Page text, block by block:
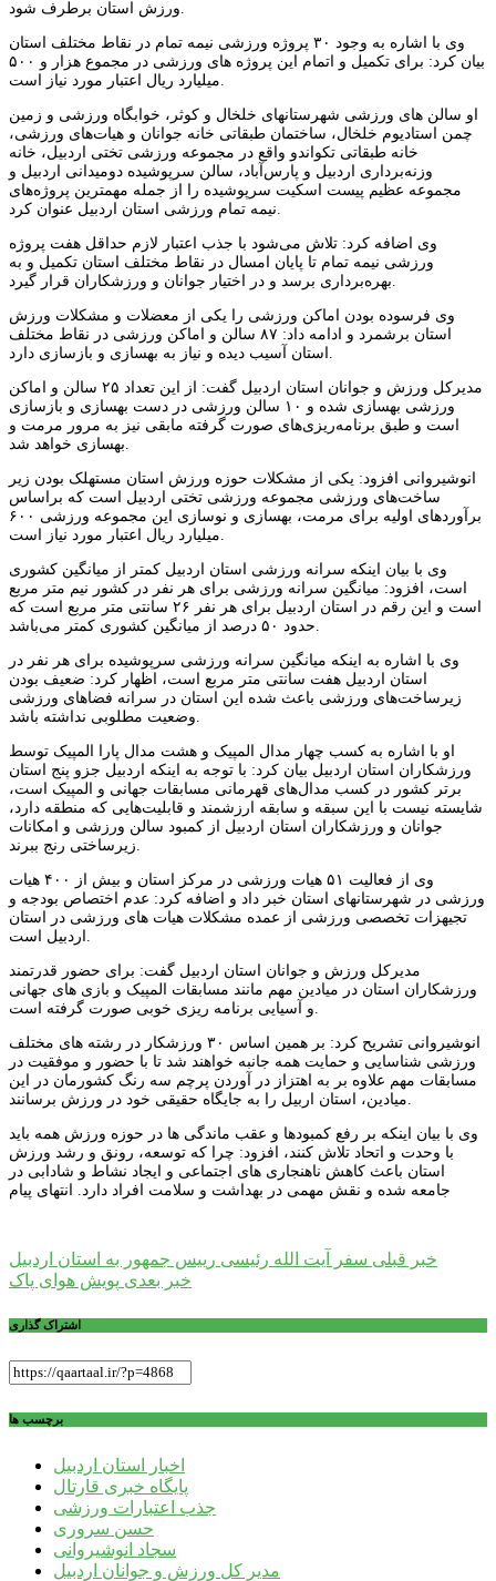
وی با اشاره به وجود ۳۰ پروژه ورزشی نیمه تمام در نقاط مختلف استان
بیان کرد: برای تکمیل و اتمام این پروژه های ورزشی در مجموع هزار و ۵۰۰
او سالن های ورزشی شهرستانهای خلخال و کوثر، خوابگاه ورزشی و زمین
چمن استادیوم خلخال، ساختمان طبقاتی خانه جوانان و هیات‌های ورزشی،
خانه طبقاتی تکواندو واقع در مجموعه ورزشی تختی اردبیل، خانه
وزنه‌برداری اردبیل و پارس‌آباد، سالن سرپوشیده دومیدانی اردبیل و
مجموعه عظیم پیست اسکیت سرپوشیده را از جمله مهمترین پروژه‌های
وی اضافه کرد: تلاش می‌شود با جذب اعتبار لازم حداقل هفت پروژه
ورزشی نیمه تمام تا پایان امسال در نقاط مختلف استان تکمیل و به
وی فرسوده بودن اماکن ورزشی را یکی از معضلات و مشکلات ورزش
استان برشمرد و ادامه داد: ۸۷ سالن و اماکن ورزشی در نقاط مختلف
مدیرکل ورزش و جوانان استان اردبیل گفت: از این تعداد ۲۵ سالن و اماکن
ورزشی بهسازی شده و ۱۰ سالن ورزشی در دست بهسازی و بازسازی
است و طبق برنامه‌ریزی‌های صورت گرفته مابقی نیز به مرور مرمت و
انوشیروانی افزود: یکی از مشکلات حوزه ورزش استان مستهلک بودن زیر
ساخت‌های ورزشی مجموعه ورزشی تختی اردبیل است که براساس
برآوردهای اولیه برای مرمت، بهسازی و نوسازی این مجموعه ورزشی ۶۰۰
وی با بیان اینکه سرانه ورزشی استان اردبیل کمتر از میانگین کشوری
است، افزود: میانگین سرانه ورزشی برای هر نفر در کشور نیم متر مربع
است و این رقم در استان اردبیل برای هر نفر ۲۶ سانتی متر مربع است که
وی با اشاره به اینکه میانگین سرانه ورزشی سرپوشیده برای هر نفر در
استان اردبیل هفت سانتی متر مربع است، اظهار کرد: ضعیف بودن
زیرساخت‌های ورزشی باعث شده این استان در سرانه فضاهای ورزشی
او با اشاره به کسب چهار مدال المپیک و هشت مدال پارا المپیک توسط
ورزشکاران استان اردبیل بیان کرد: با توجه به اینکه اردبیل جزو پنج استان
برتر کشور در کسب مدال‌های قهرمانی مسابقات جهانی و المپیک است،
شایسته نیست با این سبقه و سابقه ارزشمند و قابلیت‌هایی که منطقه دارد،
جوانان و ورزشکاران استان اردبیل از کمبود سالن ورزشی و امکانات
وی از فعالیت ۵۱ هیات ورزشی در مرکز استان و بیش از ۴۰۰ هیات
ورزشی در شهرستانهای استان خبر داد و اضافه کرد: عدم اختصاص بودجه و
تجیهزات تخصصی ورزشی از عمده مشکلات هیات های ورزشی در استان
مدیرکل ورزش و جوانان استان اردبیل گفت: برای حضور قدرتمند
ورزشکاران استان در میادین مهم مانند مسابقات المپیک و بازی های جهانی
انوشیروانی تشریح کرد: بر همین اساس ۳۰ ورزشکار در رشته های مختلف
ورزشی شناسایی و حمایت همه جانبه خواهند شد تا با حضور و موفقیت در
مسابقات مهم علاوه بر به اهتزاز در آوردن پرچم سه رنگ کشورمان در این
وی با بیان اینکه بر رفع کمبودها و عقب ماندگی ها در حوزه ورزش همه باید
با وحدت و اتحاد تلاش کنند، افزود: چرا که توسعه، رونق و رشد ورزش
استان باعث کاهش ناهنجاری های اجتماعی و ایجاد نشاط و شادابی در
جامعه شده و نقش مهمی در بهداشت و سلامت افراد دارد. انتهای پیام
راهبری
نوشته
خبر قبلی سفر آیت الله رئیسی رییس جمهور به استان اردبیل
خبر بعدی پویش هوای پاک
اشتراک گذاری
برچسب ها
اخبار استان اردبیل
پایگاه خبری قارتال
جذب اعتبارات ورزشی
حسن سروری
سجاد انوشیروانی
مدیر کل ورزش و جوانان اردبیل